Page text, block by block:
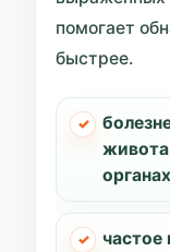
помогает
быстрее.